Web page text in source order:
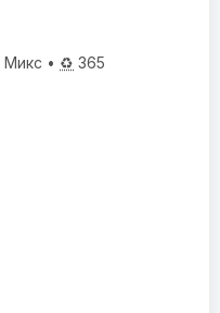
Микс • ♻️ 365